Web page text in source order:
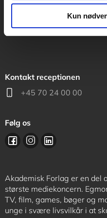
Kun
support@akademisk.dk
Kontakt receptionen
+45 70 24 00 00
Følg os
Akademisk Forlag er en del
største mediekoncern.
TV, film, games, bøger og
unge i svære livsvilkår i at